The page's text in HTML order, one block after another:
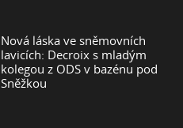
Nová láska ve sněmovních
lavicích: Decroix s mladým
kolegou z ODS v bazénu pod
Sněžkou